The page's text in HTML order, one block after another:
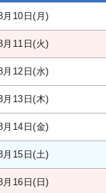
月10日(月)
月11日(火)
月12日(水)
月13日(木)
月14日(金)
月15日(土)
月16日(日)